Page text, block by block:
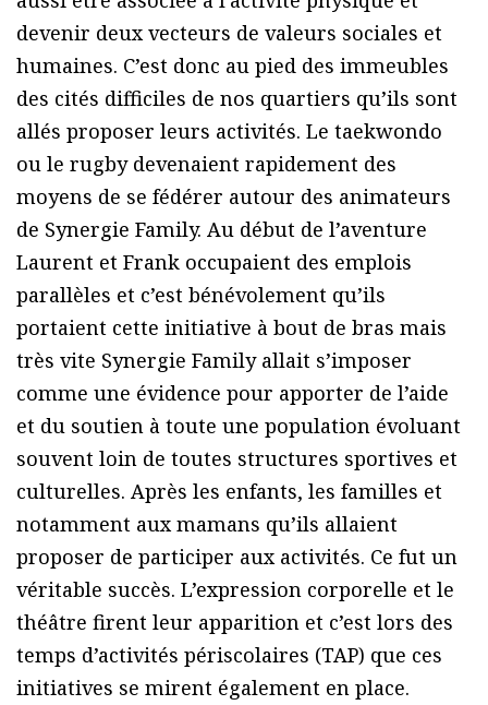
devenir deux vecteurs de valeurs sociales et
humaines. C’est donc au pied des immeubles
des cités difficiles de nos quartiers qu’ils sont
allés proposer leurs activités. Le taekwondo
ou le rugby devenaient rapidement des
moyens de se fédérer autour des animateurs
de Synergie Family. Au début de l’aventure
Laurent et Frank occupaient des emplois
parallèles et c’est bénévolement qu’ils
portaient cette initiative à bout de bras mais
très vite Synergie Family allait s’imposer
comme une évidence pour apporter de l’aide
et du soutien à toute une population évoluant
souvent loin de toutes structures sportives et
culturelles. Après les enfants, les familles et
notamment aux mamans qu’ils allaient
proposer de participer aux activités. Ce fut un
véritable succès. L’expression corporelle et le
théâtre firent leur apparition et c’est lors des
temps d’activités périscolaires (TAP) que ces
initiatives se mirent également en place.